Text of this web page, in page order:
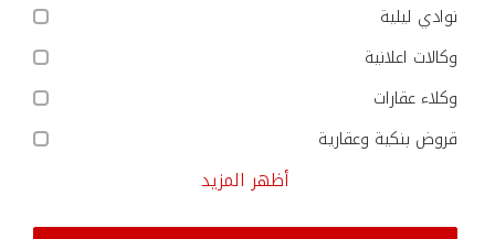
نوادي ليلية
وكالات اعلانية
وكلاء عقارات
قروض بنكية وعقارية
أظهر المزيد